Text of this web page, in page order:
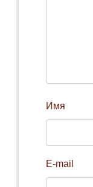
Имя
E-mail